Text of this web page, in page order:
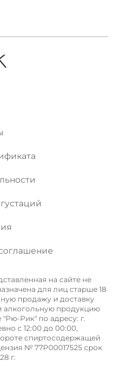
на сайте не
для лиц старше 18
продажу и доставку
алкогольную продукцию
Рик" по адресу: г.
с 12:00 до 00:00,
спиртосодержащей
№ 77P00017525 срок
г.